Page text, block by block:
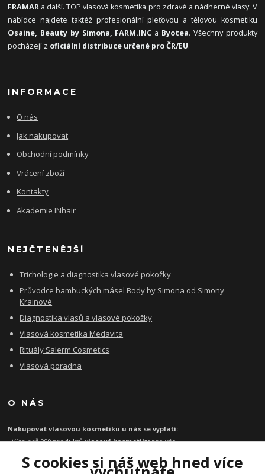
FRAMAR a další. TOP vlasová kosmetika pro zdravé a nádherné vlasy. V
nabídce najdete taktéž profesionální pleťovou a tělovou kosmetiku
Osaine, Beauty by Simona, FARM.INC a Byotea. Všechny produkty
pocházejí z oficiální distribuce určené pro ČR/EU.
INFORMACE
O nás
Jak nakupovat
Obchodní podmínky
Vrácení zboží
Kontakty
Akademie INhair
NEJČTENĚJŠÍ
Trichologie a diagnostika vlasové pokožky
Průvodce bambuckých másel Body by Simona od Simony
Krainové
Diagnostika vlasů a vlasové pokožky
Vlasová kosmetika Medavita
Rituály Salerm Cosmetics
Vlasová poradna
O NÁS
Nakupovat vlasovou kosmetiku u nás se vyplatí:
- Více než 999 produktůvlasové kosmetikypro vás
- Garance originality profesionálnívlasové kosmetiky
S cookies si náš web hned více